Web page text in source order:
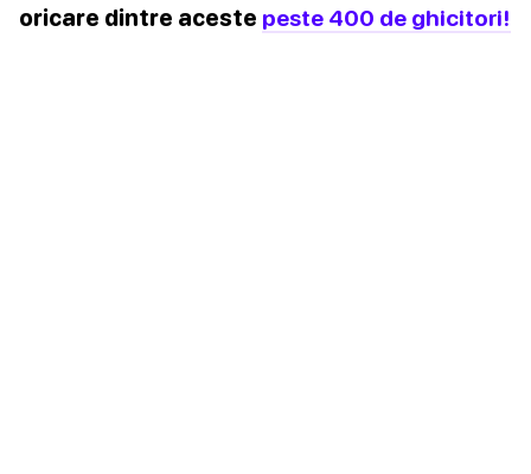
oricare dintre aceste peste 400 de ghicitori!